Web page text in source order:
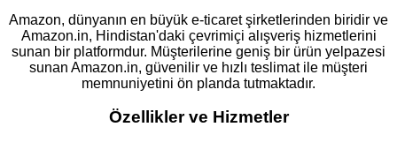
Amazon, dünyanın en büyük e-ticaret şirketlerinden biridir ve
Amazon.in, Hindistan'daki çevrimiçi alışveriş hizmetlerini
sunan bir platformdur. Müşterilerine geniş bir ürün yelpazesi
sunan Amazon.in, güvenilir ve hızlı teslimat ile müşteri
memnuniyetini ön planda tutmaktadır.
Özellikler ve Hizmetler